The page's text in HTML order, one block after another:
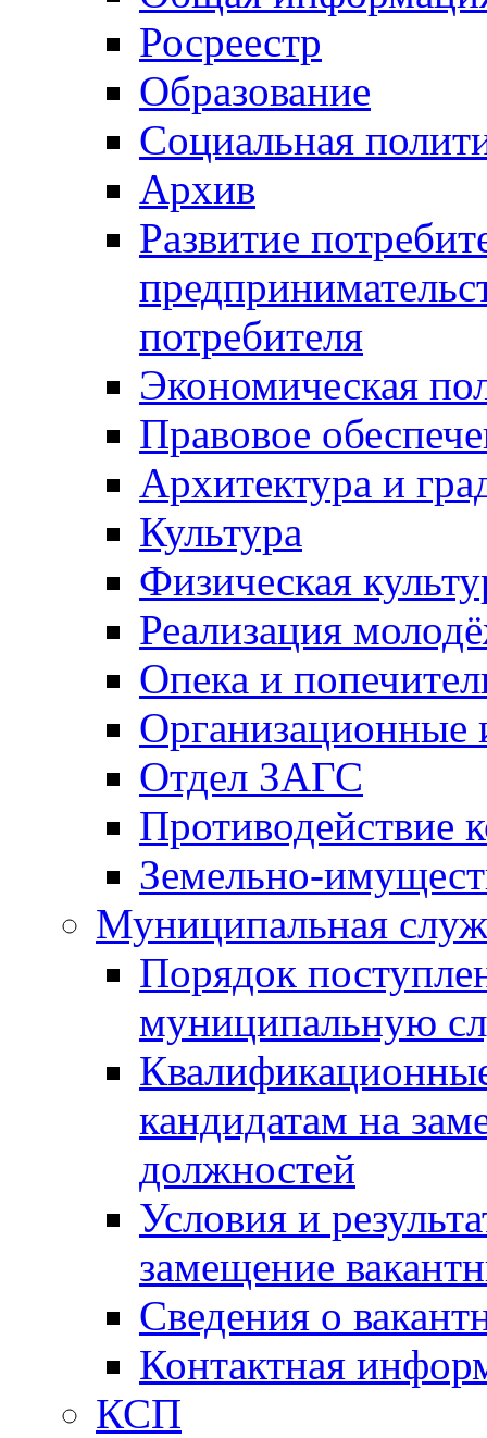
Росреестр
Образование
Социальная
Архив
Развитие
потребителя
Экономическая
Правовое
Архитектура и
Культура
Физическая
Реализация
Опека и
Отдел ЗАГС
Противодействие
Земельно-
Муниципальная
Порядок
муниципальную
кандидатам на
должностей
Условия и
замещение
Сведения о
Контактная
КСП